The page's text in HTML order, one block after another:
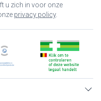
u zich in voor onze
privacy policy.